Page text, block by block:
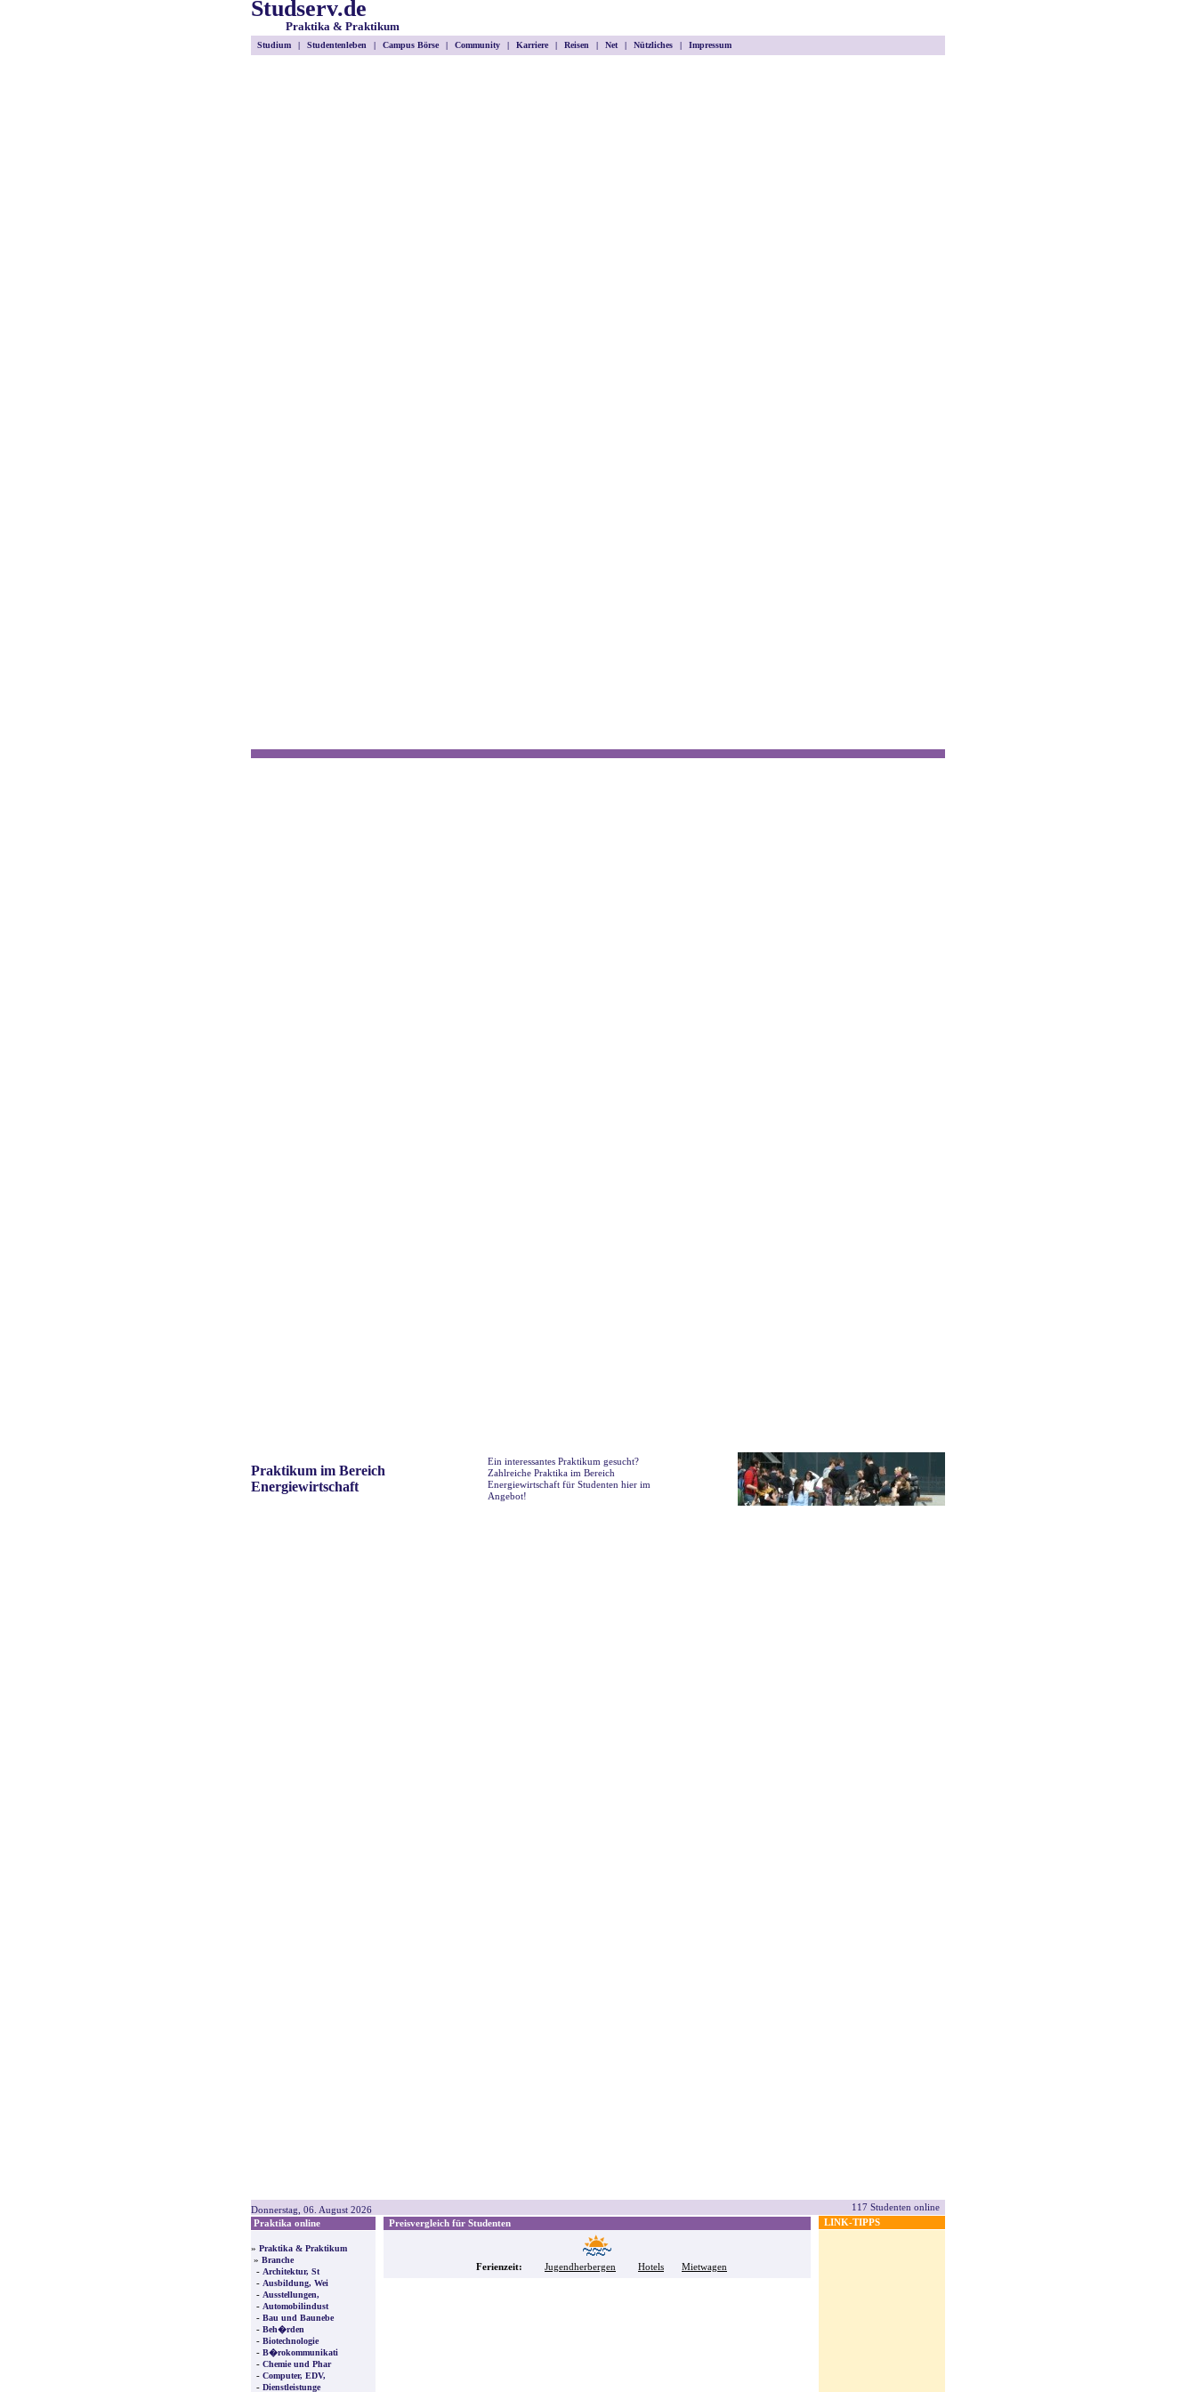
Studserv.de
Praktika & Praktikum
Studium | Studentenleben | Campus Börse | Community | Karriere | Reisen | Net | Nützliches | Impressum
Praktikum im Bereich
Energiewirtschaft
Ein interessantes Praktikum gesucht?
Zahlreiche Praktika im Bereich
Energiewirtschaft für Studenten hier im
Angebot!
Donnerstag, 06. August 2026
117 Studenten online
Praktika online
» Praktika & Praktikum
» Branche
- Architektur, St
- Ausbildung, Wei
- Ausstellungen,
- Automobilindust
- Bau und Baunebe
- Beh�rden
- Biotechnologie
- B�rokommunikati
- Chemie und Phar
- Computer, EDV,
- Dienstleistunge
Preisvergleich für Studenten
Ferienzeit: Jugendherbergen Hotels Mietwagen
LINK-TIPPS